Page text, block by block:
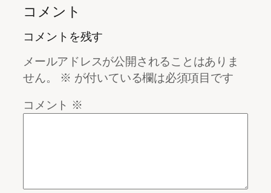
コメント
コメントを残す
メールアドレスが公開されることはありま
せん。
※ が付いている欄は必須項目です
コメント ※